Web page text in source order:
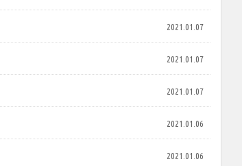
2021.01.07
2021.01.07
2021.01.07
2021.01.06
2021.01.06